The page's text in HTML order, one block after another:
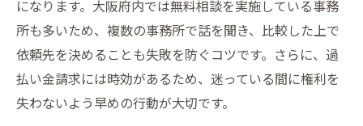
手順
過払い金の証拠書類を揃える大阪での具体
的な方法
大阪で過払い金手続きを効率的に進めるポ
になります。大阪府内では無料相談を実施している事務
所も多いため、複数の事務所で話を聞き、比較した上で
依頼先を決めることも失敗を防ぐコツです。さらに、過
払い金請求には時効があるため、迷っている間に権利を
失わないよう早めの行動が大切です。